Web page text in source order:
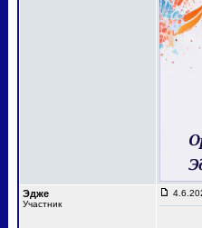
Эдже
Участник